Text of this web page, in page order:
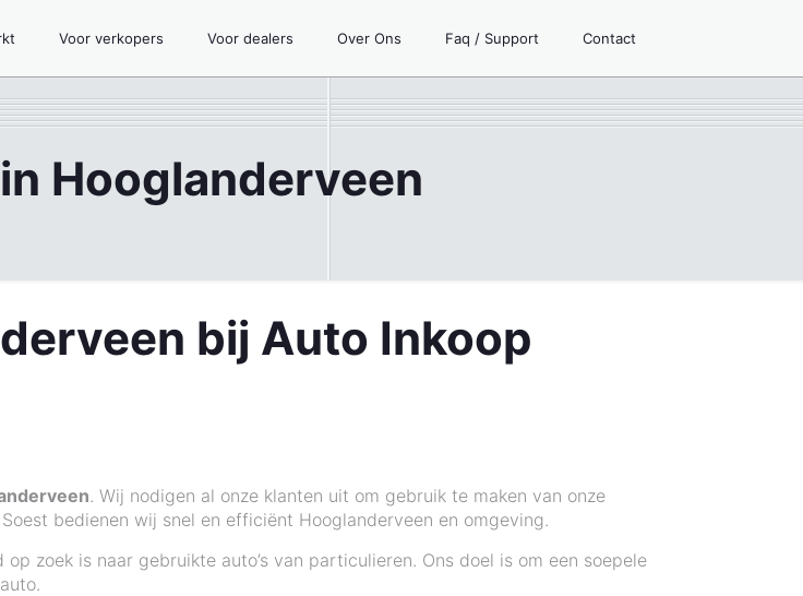
Voor verkopers Voor dealers Over Ons Faq / Support Contact
Hooglanderveen
bij Auto Inkoop
. Wij nodigen al onze klanten uit om gebruik te maken van onze
bedienen wij snel en efficiënt Hooglanderveen en omgeving.
zoek is naar gebruikte auto’s van particulieren. Ons doel is om een soepele